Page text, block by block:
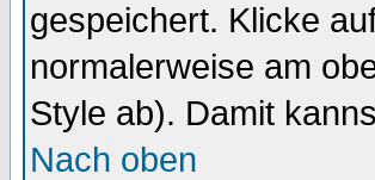
gespeichert. Klicke
normalerweise am
Style ab). Damit
Nach oben